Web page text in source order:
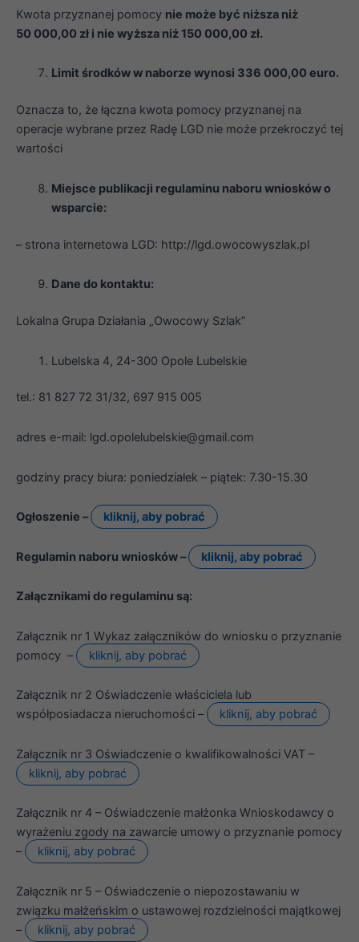
Kwota przyznanej pomocy nie może być niższa niż
50 000,00 zł i nie wyższa niż 150 000,00 zł.
Limit środków w naborze wynosi 336 000,00 euro.
Oznacza to, że łączna kwota pomocy przyznanej na
operacje wybrane przez Radę LGD nie może przekroczyć tej
wartości
Miejsce publikacji regulaminu naboru wniosków o
wsparcie:
– strona internetowa LGD: http://lgd.owocowyszlak.pl
Dane do kontaktu:
Lokalna Grupa Działania „Owocowy Szlak”
Lubelska 4, 24-300 Opole Lubelskie
tel.: 81 827 72 31/32, 697 915 005
adres e-mail: lgd.opolelubelskie@gmail.com
godziny pracy biura: poniedziałek – piątek: 7.30-15.30
Ogłoszenie – kliknij, aby pobrać
Regulamin naboru wniosków – kliknij, aby pobrać
Załącznikami do regulaminu są:
Załącznik nr 1 Wykaz załączników do wniosku o przyznanie
pomocy –
kliknij, aby pobrać
Załącznik nr 2 Oświadczenie właściciela lub
współposiadacza nieruchomości –
kliknij, aby pobrać
Załącznik nr 3 Oświadczenie o kwalifikowalności VAT –
kliknij, aby pobrać
Załącznik nr 4 – Oświadczenie małżonka Wnioskodawcy o
wyrażeniu zgody na zawarcie umowy o przyznanie pomocy
–
kliknij, aby pobrać
Załącznik nr 5 – Oświadczenie o niepozostawaniu w
związku małżeńskim o ustawowej rozdzielności majątkowej
–
kliknij, aby pobrać
Konieczne
Te pliki cookie
funkcjonowania
Statystyka
poprawić
internetowej,
tego, jak